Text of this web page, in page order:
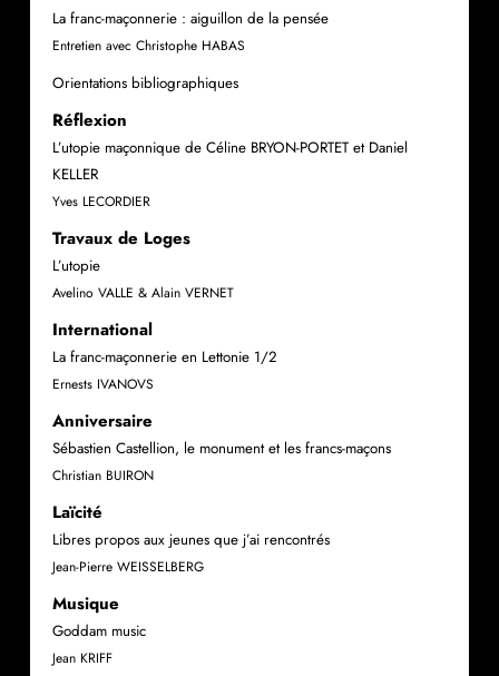
La franc-maçonnerie : aiguillon de la pensée
Entretien avec Christophe HABAS
Orientations bibliographiques
Réflexion
L’utopie maçonnique de Céline BRYON-PORTET et Daniel
KELLER
Yves LECORDIER
Travaux de Loges
L’utopie
Avelino VALLE & Alain VERNET
International
La franc-maçonnerie en Lettonie 1/2
Ernests IVANOVS
Anniversaire
Sébastien Castellion, le monument et les francs-maçons
Christian BUIRON
Laïcité
Libres propos aux jeunes que j’ai rencontrés
Jean-Pierre WEISSELBERG
Musique
Goddam music
Jean KRIFF